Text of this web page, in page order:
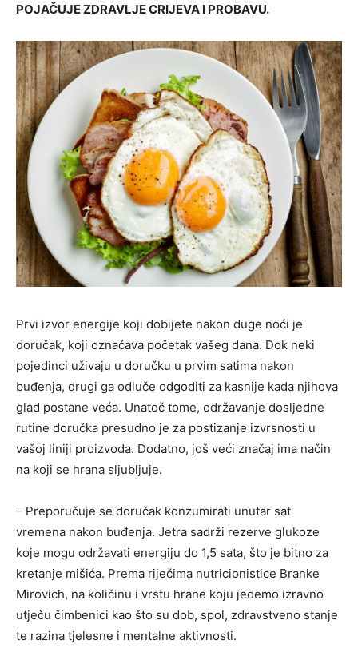
POJAČUJE ZDRAVLJE CRIJEVA I PROBAVU.
Prvi izvor energije koji dobijete nakon duge noći je
doručak, koji označava početak vašeg dana. Dok neki
pojedinci uživaju u doručku u prvim satima nakon
buđenja, drugi ga odluče odgoditi za kasnije kada njihova
glad postane veća. Unatoč tome, održavanje dosljedne
rutine doručka presudno je za postizanje izvrsnosti u
vašoj liniji proizvoda. Dodatno, još veći značaj ima način
na koji se hrana sljubljuje.
– Preporučuje se doručak konzumirati unutar sat
vremena nakon buđenja. Jetra sadrži rezerve glukoze
koje mogu održavati energiju do 1,5 sata, što je bitno za
kretanje mišića. Prema riječima nutricionistice Branke
Mirovich, na količinu i vrstu hrane koju jedemo izravno
utječu čimbenici kao što su dob, spol, zdravstveno stanje
te razina tjelesne i mentalne aktivnosti.